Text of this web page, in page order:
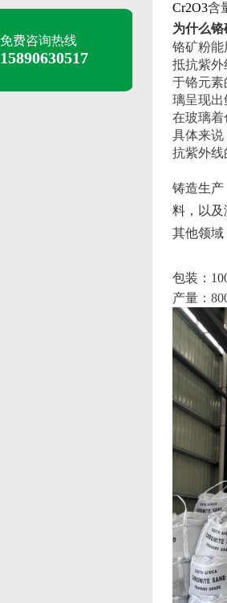
免费咨询热线
15890630517
Cr2O3含
为什么
铬矿粉
抵抗紫
于铬元
璃呈现
在玻璃着
具体来
抗紫外线
铸造生
料，以及
其他领域‌
包装：
产量：